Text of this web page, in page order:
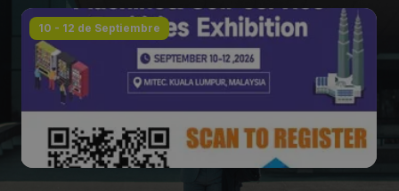
10 - 12 de Septiembre